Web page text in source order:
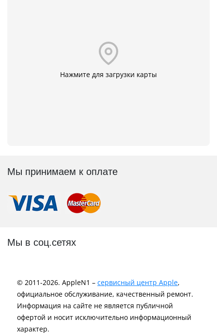
Нажмите для загрузки карты
Мы принимаем к оплате
Мы в соц.сетях
© 2011-2026. AppleN1 – сервисный центр Apple,
официальное обслуживание, качественный ремонт.
Информация на сайте не является публичной
офертой и носит исключительно информационный
характер.